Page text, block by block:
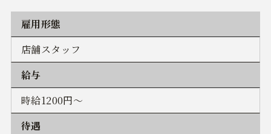
雇用形態
店舗スタッフ
給与
時給1200円～
待遇